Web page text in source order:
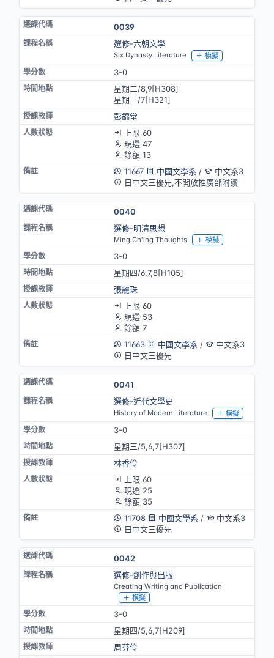
0039
選修-六朝文學
Six Dynasty Literature 模擬
3-0
星期二/8,9[H308]
星期三/7[H321]
彭錦堂
上限 60
現選 47
餘額 13
11667
中國文學系 /
中文系3
日中文三優先,不開放推廣部附讀
0040
選修-明清思想
Ming Ch'ing Thoughts 模擬
3-0
星期四/6,7,8[H105]
張麗珠
上限 60
現選 53
餘額 7
11663
中國文學系 /
中文系3
日中文三優先
0041
選修-近代文學史
History of Modern Literature 模擬
3-0
星期三/5,6,7[H307]
林香伶
上限 60
現選 25
餘額 35
11708
中國文學系 /
中文系3
日中文三優先
0042
選修-創作與出版
Creating Writing and Publication
模擬
3-0
星期四/5,6,7[H209]
周芬伶